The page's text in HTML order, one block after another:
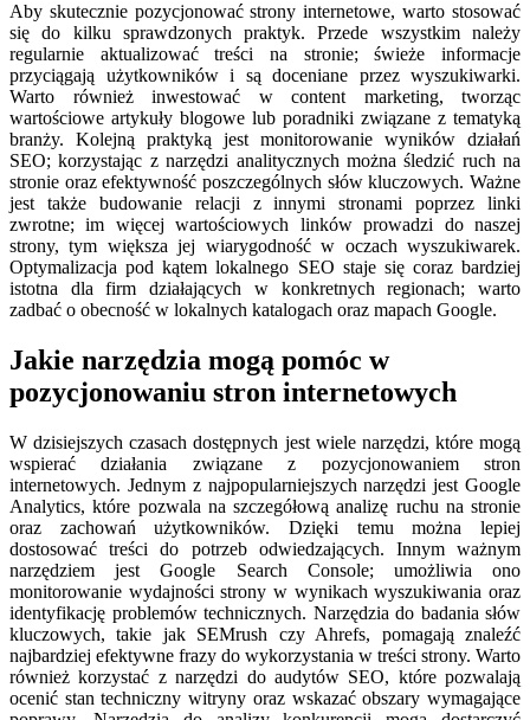
Aby skutecznie pozycjonować strony internetowe, warto stosować
się do kilku sprawdzonych praktyk. Przede wszystkim należy
regularnie aktualizować treści na stronie; świeże informacje
przyciągają użytkowników i są doceniane przez wyszukiwarki.
Warto również inwestować w content marketing, tworząc
wartościowe artykuły blogowe lub poradniki związane z tematyką
branży. Kolejną praktyką jest monitorowanie wyników działań
SEO; korzystając z narzędzi analitycznych można śledzić ruch na
stronie oraz efektywność poszczególnych słów kluczowych. Ważne
jest także budowanie relacji z innymi stronami poprzez linki
zwrotne; im więcej wartościowych linków prowadzi do naszej
strony, tym większa jej wiarygodność w oczach wyszukiwarek.
Optymalizacja pod kątem lokalnego SEO staje się coraz bardziej
istotna dla firm działających w konkretnych regionach; warto
zadbać o obecność w lokalnych katalogach oraz mapach Google.
Jakie narzędzia mogą pomóc w
pozycjonowaniu stron internetowych
W dzisiejszych czasach dostępnych jest wiele narzędzi, które mogą
wspierać działania związane z pozycjonowaniem stron
internetowych. Jednym z najpopularniejszych narzędzi jest Google
Analytics, które pozwala na szczegółową analizę ruchu na stronie
oraz zachowań użytkowników. Dzięki temu można lepiej
dostosować treści do potrzeb odwiedzających. Innym ważnym
narzędziem jest Google Search Console; umożliwia ono
monitorowanie wydajności strony w wynikach wyszukiwania oraz
identyfikację problemów technicznych. Narzędzia do badania słów
kluczowych, takie jak SEMrush czy Ahrefs, pomagają znaleźć
najbardziej efektywne frazy do wykorzystania w treści strony. Warto
również korzystać z narzędzi do audytów SEO, które pozwalają
ocenić stan techniczny witryny oraz wskazać obszary wymagające